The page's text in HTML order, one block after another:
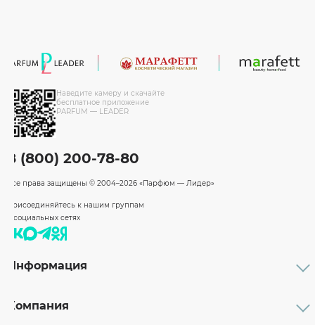
Наведите камеру и скачайте
бесплатное приложение
PARFUM — LEADER
8 (800) 200-78-80
Все права защищены © 2004–2026 «Парфюм — Лидер»
Присоединяйтесь к нашим группам
в социальных сетях
Информация
Бренды
Компания